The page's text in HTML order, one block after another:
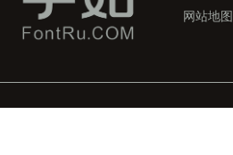
网站地图